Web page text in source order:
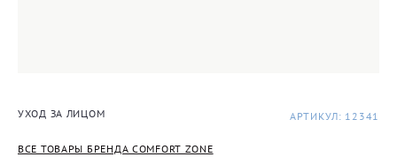
УХОД ЗА ЛИЦОМ
ВСЕ ТОВАРЫ БРЕНДА COMFORT ZONE
АРТИКУЛ: 12341